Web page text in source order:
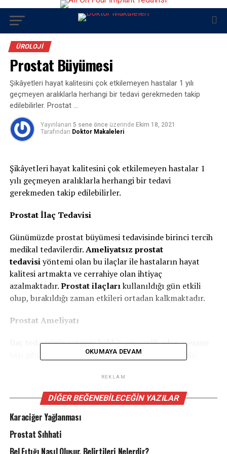
ÜROLOJI
Prostat Büyümesi
Şikâyetleri hayat kalitesini çok etkilemeyen hastalar 1 yılı
geçmeyen aralıklarla herhangi bir tedavi gerekmeden takip
edilebilirler. Prostat …
Yayınlanan 5 sene önce üzerinde Ekim 18, 2021
Tarafından Doktor Makaleleri
Şikâyetleri hayat kalitesini çok etkilemeyen hastalar 1
yılı geçmeyen aralıklarla herhangi bir tedavi
gerekmeden takip edilebilirler.
Prostat İlaç Tedavisi
Günümüzde prostat büyümesi tedavisinde birinci tercih
medikal tedavilerdir.Ameliyatsız prostat
tedavisiyöntemi olan bu ilaçlar ile hastaların hayat
kalitesi artmakta ve cerrahiye olan ihtiyaç
azalmaktadır.Prostat ilaçlarıkullanıldığı gün etkili
olup, bırakıldığı zaman etkileri ortadan kalkmaktadır.
Prostat Ameliyatı
İlaç tedavisinin yetersiz kaldığı veya eşlik eden mesane
taşı gibi ek patolojilerin olduğu durumlarda cerrahi
%90-95’i kapalı (endoskopik) cerrahiler ile tedavi
edilmektedir. Yaklaşık olarak 2 gün hastanede kalışı
gerektiren bu işlem sonrasında hastalar evlerine
sondasız olarak gitmektedirler.
Çok büyük prostatı olan veya mesane divertikülü gibi ek
patolojileri olan hastalarda da açık cerrahi
OKUMAYA DEVAM
REKLAM
DIĞER BEĞENEBILECEĞIN YAZILAR
Karaciğer Yağlanması
Prostat Sıhhati
Bel Fıtığı Nasıl Oluşur, Belirtileri Nelerdir?